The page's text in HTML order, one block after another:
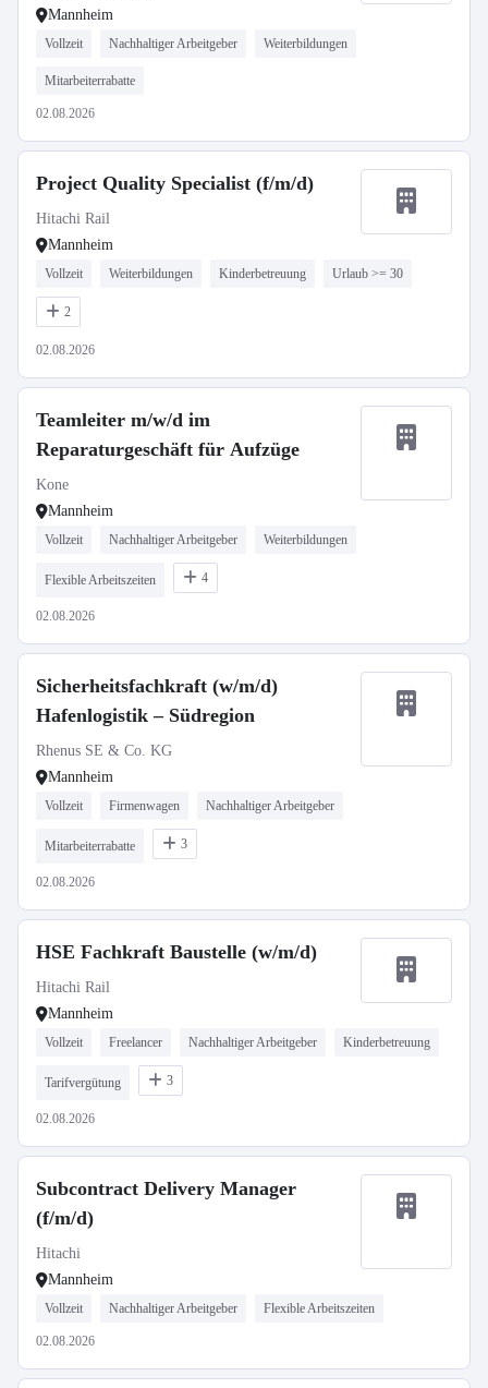
Mannheim
Vollzeit Nachhaltiger Arbeitgeber Weiterbildungen
Mitarbeiterrabatte
02.08.2026
Project Quality Specialist (f/m/d)
Hitachi Rail
Mannheim
Vollzeit Weiterbildungen Kinderbetreuung Urlaub >= 30
2
02.08.2026
Teamleiter m/w/d im
Reparaturgeschäft für Aufzüge
Kone
Mannheim
Vollzeit Nachhaltiger Arbeitgeber Weiterbildungen
Flexible Arbeitszeiten 4
02.08.2026
Sicherheitsfachkraft (w/m/d)
Hafenlogistik – Südregion
Rhenus SE & Co. KG
Mannheim
Vollzeit Firmenwagen Nachhaltiger Arbeitgeber
Mitarbeiterrabatte 3
02.08.2026
HSE Fachkraft Baustelle (w/m/d)
Hitachi Rail
Mannheim
Vollzeit Freelancer Nachhaltiger Arbeitgeber Kinderbetreuung
Tarifvergütung 3
02.08.2026
Subcontract Delivery Manager
(f/m/d)
Hitachi
Mannheim
Vollzeit Nachhaltiger Arbeitgeber Flexible Arbeitszeiten
02.08.2026